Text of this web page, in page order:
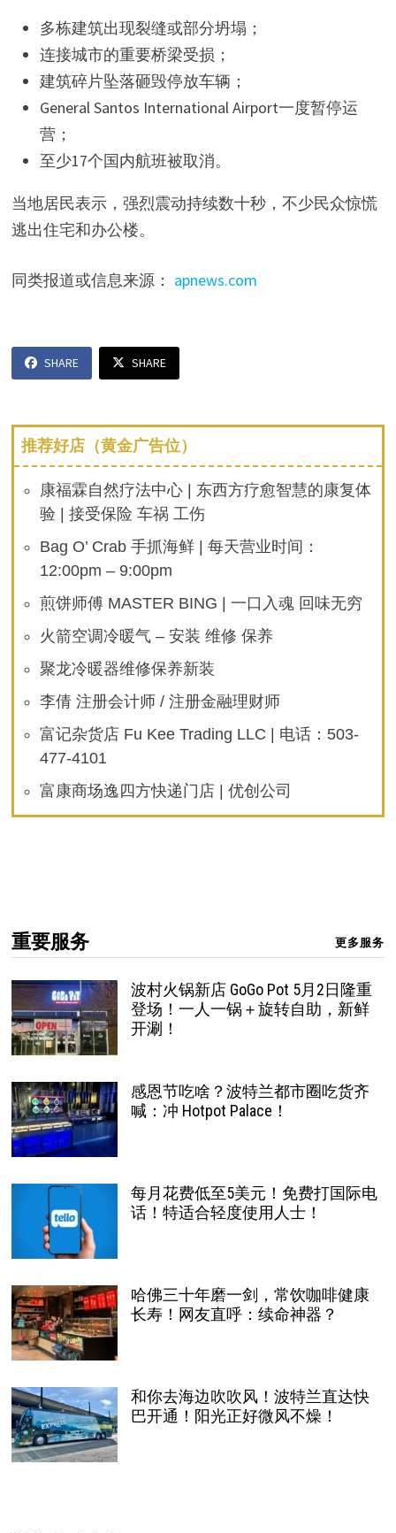
多栋建筑出现裂缝或部分坍塌；
连接城市的重要桥梁受损；
建筑碎片坠落砸毁停放车辆；
General Santos International Airport一度暂停运
营；
至少17个国内航班被取消。
当地居民表示，强烈震动持续数十秒，不少民众惊慌
逃出住宅和办公楼。
同类报道或信息来源： apnews.com
SHARE SHARE
推荐好店（黄金广告位）
康福霖自然疗法中心 | 东西方疗愈智慧的康复体
验 | 接受保险 车祸 工伤
Bag O’ Crab 手抓海鲜 | 每天营业时间：
12:00pm – 9:00pm
煎饼师傅 MASTER BING | 一口入魂 回味无穷
火箭空调冷暖气 – 安装 维修 保养
聚龙冷暖器维修保养新装
李倩 注册会计师 / 注册金融理财师
富记杂货店 Fu Kee Trading LLC | 电话：503-
477-4101
富康商场逸四方快递门店 | 优创公司
重要服务 更多服务
波村火锅新店 GoGo Pot 5月2日隆重
登场！一人一锅＋旋转自助，新鲜
开涮！
感恩节吃啥？波特兰都市圈吃货齐
喊：冲 Hotpot Palace！
每月花费低至5美元！免费打国际电
话！特适合轻度使用人士！
哈佛三十年磨一剑，常饮咖啡健康
长寿！网友直呼：续命神器？
和你去海边吹吹风！波特兰直达快
巴开通！阳光正好微风不燥！